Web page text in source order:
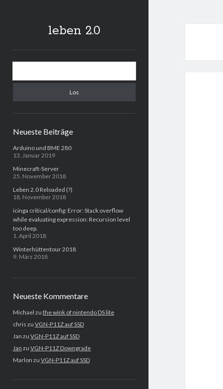
leben 2.0
Sidebar
Neueste Beiträge
Arduino und BME 280
13. Januar 2019
Minecraft-Server
25. November 2018
Leben 2.0 Reloaded (?)
18. November 2018
icinga critical/config: Error: Stack overflow
while evaluating expression: Recursion level
too deep.
1. April 2018
Winterhüttentour 2018
9. März 2018
Neueste Kommentare
Michael zu the wink of nintendo DS lite
chris zu VGN-P11Z auf SSD
Jan zu VGN-P11Z auf SSD
Jan zu VGN-P11Z Downgrade
Marlon zu VGN-P11Z auf SSD